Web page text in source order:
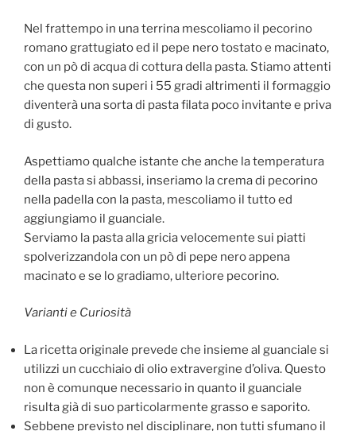
Nel frattempo in una terrina mescoliamo il pecorino
romano grattugiato ed il pepe nero tostato e macinato,
con un pò di acqua di cottura della pasta. Stiamo attenti
che questa non superi i 55 gradi altrimenti il formaggio
diventerà una sorta di pasta filata poco invitante e priva
di gusto.
Aspettiamo qualche istante che anche la temperatura
della pasta si abbassi, inseriamo la crema di pecorino
nella padella con la pasta, mescoliamo il tutto ed
aggiungiamo il guanciale.
Serviamo la pasta alla gricia velocemente sui piatti
spolverizzandola con un pò di pepe nero appena
macinato e se lo gradiamo, ulteriore pecorino.
Varianti e Curiosità
La ricetta originale prevede che insieme al guanciale si
utilizzi un cucchiaio di olio extravergine d’oliva. Questo
non è comunque necessario in quanto il guanciale
risulta già di suo particolarmente grasso e saporito.
Sebbene previsto nel disciplinare, non tutti sfumano il